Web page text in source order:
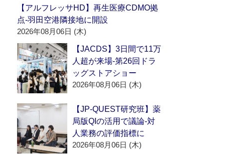
【アルフレッサHD】再生医療CDMO拠
点‐羽田空港隣接地に開設
2026年08月06日 (木)
【JACDS】3日間で11万
人超が来場‐第26回ドラ
ッグストアショー
2026年08月06日 (木)
【JP-QUEST研究班】薬
局版QIの活用で議論‐対
人業務の評価指標に
2026年08月06日 (木)